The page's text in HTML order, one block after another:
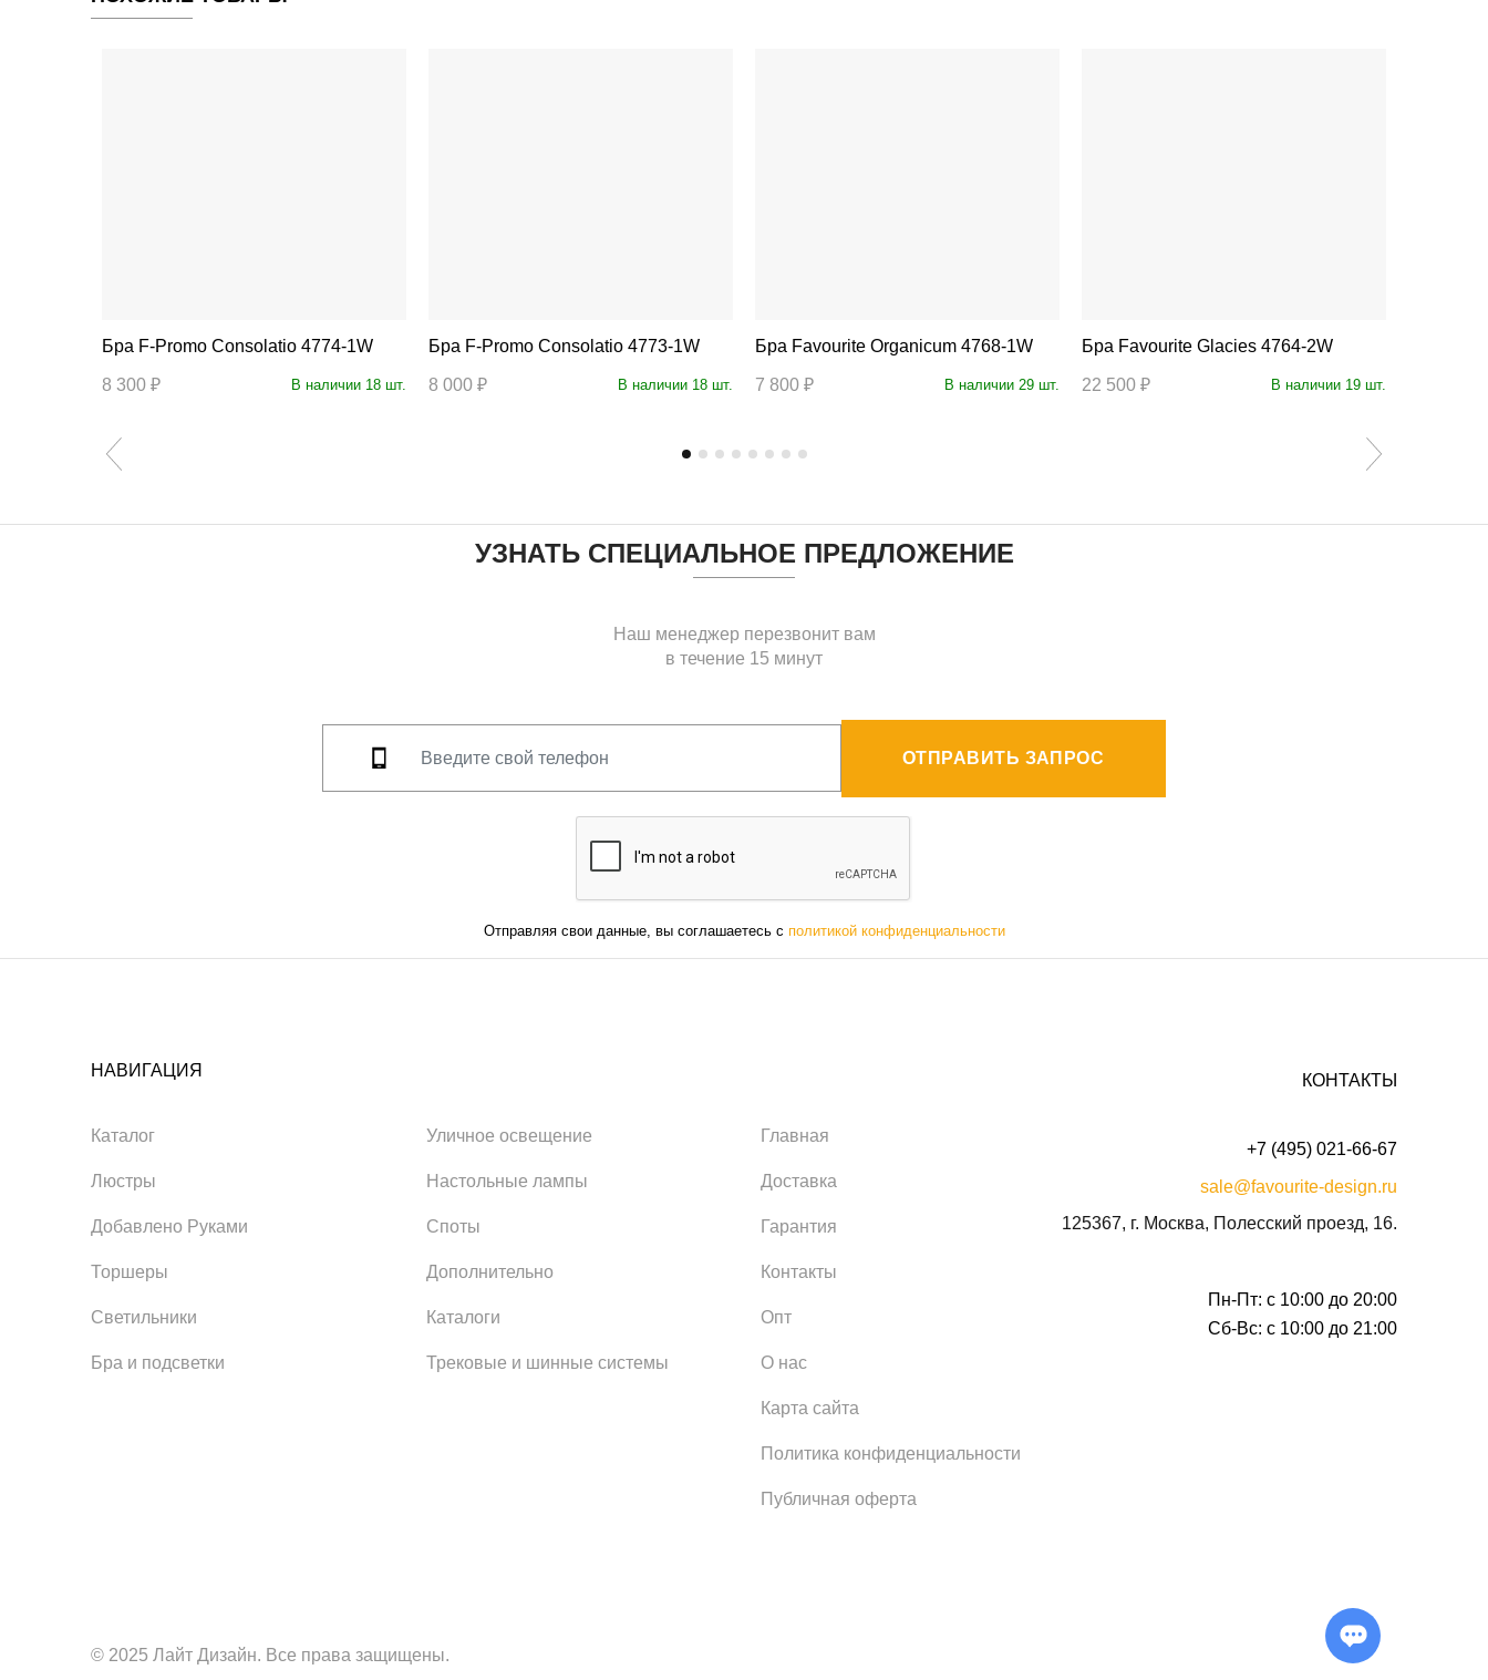
Бра F-Promo Consolatio 4774-1W
8 300 ₽ В наличии 18 шт.
Бра F-Promo Consolatio 4773-1W
8 000 ₽ В наличии 18 шт.
Бра Favourite Organicum 4768-1W
7 800 ₽ В наличии 29 шт.
Бра Favourite Glacies 4764-2W
22 500 ₽ В наличии 19 шт.
УЗНАТЬ СПЕЦИАЛЬНОЕ ПРЕДЛОЖЕНИЕ
Наш менеджер перезвонит вам
в течение 15 минут
ОТПРАВИТЬ ЗАПРОС
Отправляя свои данные, вы соглашаетесь с политикой конфиденциальности
НАВИГАЦИЯ
Каталог
Люстры
Добавлено Руками
Торшеры
Светильники
Бра и подсветки
Уличное освещение
Настольные лампы
Споты
Дополнительно
Каталоги
Трековые и шинные системы
Главная
Доставка
Гарантия
Контакты
Опт
О нас
Карта сайта
Политика конфиденциальности
Публичная оферта
КОНТАКТЫ
+7 (495) 021-66-67
sale@favourite-design.ru
125367, г. Москва, Полесский проезд, 16.
Пн-Пт: с 10:00 до 20:00
Сб-Вс: с 10:00 до 21:00
© 2025 Лайт Дизайн. Все права защищены.